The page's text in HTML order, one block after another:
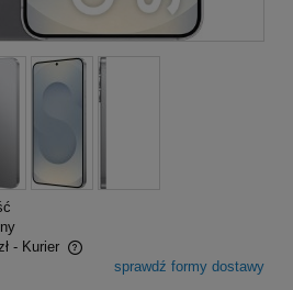
- Kurier
kosztów płatnościsprawdź formy dostawy